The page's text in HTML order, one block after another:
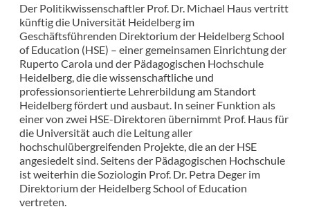
Der Politikwissenschaftler Prof. Dr. Michael Haus vertritt
künftig die Universität Heidelberg im
Geschäftsführenden Direktorium der Heidelberg School
of Education (HSE) – einer gemeinsamen Einrichtung der
Ruperto Carola und der Pädagogischen Hochschule
Heidelberg, die die wissenschaftliche und
professionsorientierte Lehrerbildung am Standort
Heidelberg fördert und ausbaut. In seiner Funktion als
einer von zwei HSE-Direktoren übernimmt Prof. Haus für
die Universität auch die Leitung aller
hochschulübergreifenden Projekte, die an der HSE
angesiedelt sind. Seitens der Pädagogischen Hochschule
ist weiterhin die Soziologin Prof. Dr. Petra Deger im
Direktorium der Heidelberg School of Education
vertreten.